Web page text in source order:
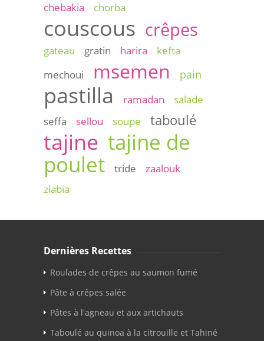
chebakia
chorba
couscous crêpes
gateau gratin harira
kefta
mechoui
msemen pain
pastilla ramadan
salade
seffa
sellou soupe taboulé
tajine tajine de
poulet
tride
zaalouk
zlabia
Dernières Recettes
Roulades de crêpes au saumon fumé
Pâte à crêpes salée
Pâtes à l'agneau et aux artichauts
Taboulé au quinoa à la citrouille et Tahiné